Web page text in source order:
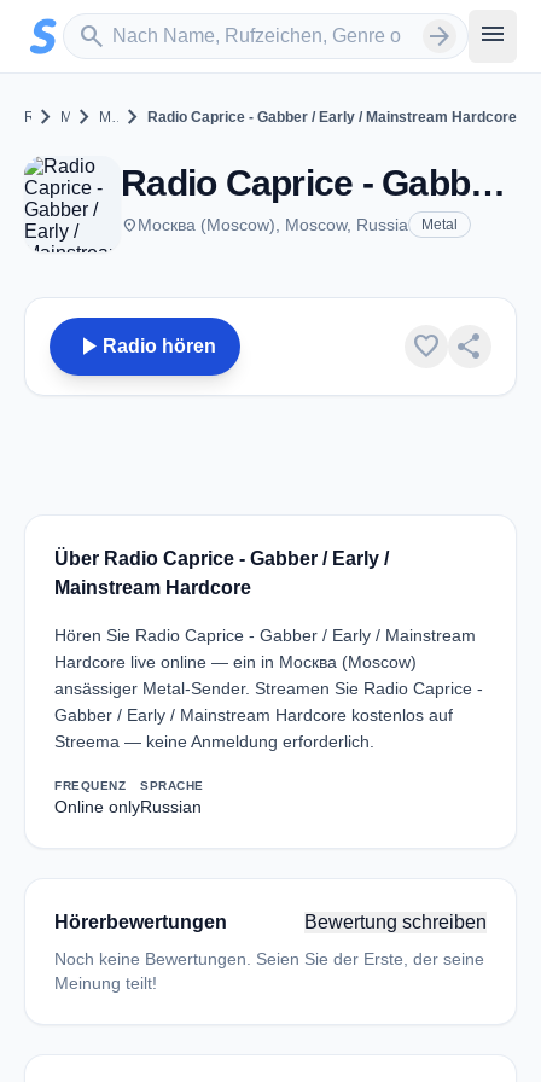
Zum Hauptinhalt springen
search
Sender suchen arrow_forward menu
Russia
chevron_right Moscow
chevron_right Москва (Moscow) chevron_right Radio Caprice - Gabber / Early / Mainstream Hardcore
Radio Caprice - Gabber / Early / Mainstream Hardcore - Москва (Moscow)
placeМосква (Moscow), Moscow, Russia Metal
play_arrow Radio hören favorite share
Über Radio Caprice - Gabber / Early /
Mainstream Hardcore
Hören Sie Radio Caprice - Gabber / Early / Mainstream
Hardcore live online — ein in Москва (Moscow)
ansässiger Metal-Sender. Streamen Sie Radio Caprice -
Gabber / Early / Mainstream Hardcore kostenlos auf
Streema — keine Anmeldung erforderlich.
FREQUENZ
Online only
SPRACHE
Russian
Hörerbewertungen Bewertung schreiben
Noch keine Bewertungen. Seien Sie der Erste, der seine
Meinung teilt!